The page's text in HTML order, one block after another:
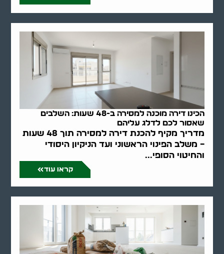
הכינו דירה מוכנה למסירה ב-48 שעות: השלבים
שאסור לכם לדלג עליהם
מדריך מקיף להכנת דירה למסירה תוך 48 שעות
– משלב הפינוי הראשוני ועד הניקיון היסודי
והחיטוי הסופי...
קראו עוד